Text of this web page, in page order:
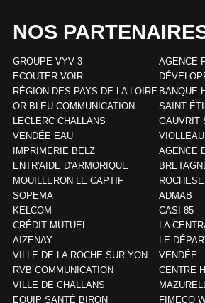
NOS
GROUPE VYV 3
ECOUTER VOIR
RÉGION DES PAYS DE LA LOIRE
OR BLEU COMMUNICATION
LECLERC CHALLANS
VENDÉE EAU
IMPRIMERIE BELZ
ENTR'AIDE D'ARMORIQUE
MOUILLERON LE CAPTIF
SOPEMA
KELCOM
CRÉDIT MUTUEL
AIZENAY
VILLE DE LA ROCHE SUR YON
RVB COMMUNICATION
VILLE DE CHALLANS
EQUIP SANTÉ BIRON
AGENCE
BANQUE
SAINT
GAUVRIT
AGENCE
ADMAB
CASI 85
LA
LE
VENDÉE
CENTRE
FIMECO